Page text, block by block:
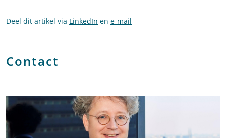
Deel dit artikel via LinkedIn en e-mail
Contact